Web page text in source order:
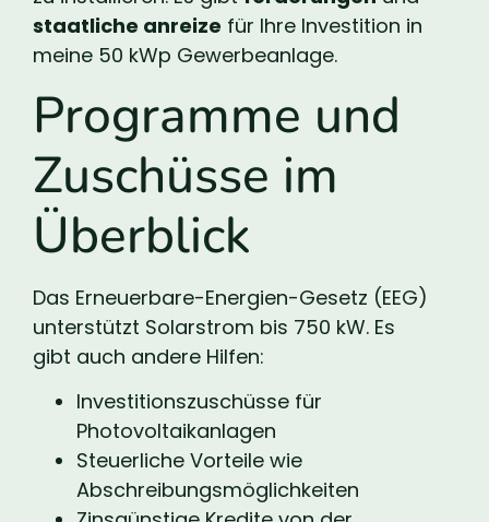
staatliche anreize für Ihre Investition in
meine 50 kWp Gewerbeanlage.
Programme und
Zuschüsse im
Überblick
Das Erneuerbare-Energien-Gesetz (EEG)
unterstützt Solarstrom bis 750 kW. Es
gibt auch andere Hilfen:
Investitionszuschüsse für
Photovoltaikanlagen
Steuerliche Vorteile wie
Abschreibungsmöglichkeiten